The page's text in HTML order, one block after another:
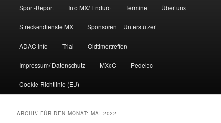
Sport-Report Info MX/ Enduro Termine Über uns
Streckendienste MX Sponsoren + Unterstützer
ADAC-Info Trial Oldtimertreffen
Impressum/ Datenschutz MXoC Pedelec
Cookie-Richtlinie (EU)
ARCHIV FÜR DEN MONAT:MAI 2022